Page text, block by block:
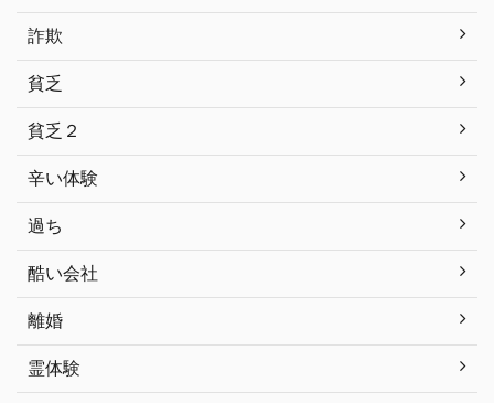
詐欺
貧乏
貧乏２
辛い体験
過ち
酷い会社
離婚
霊体験